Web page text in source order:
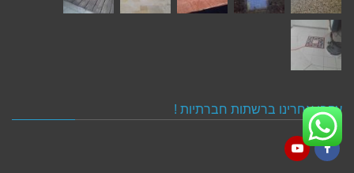
עקבו אחרינו ברשתות חברתיות !